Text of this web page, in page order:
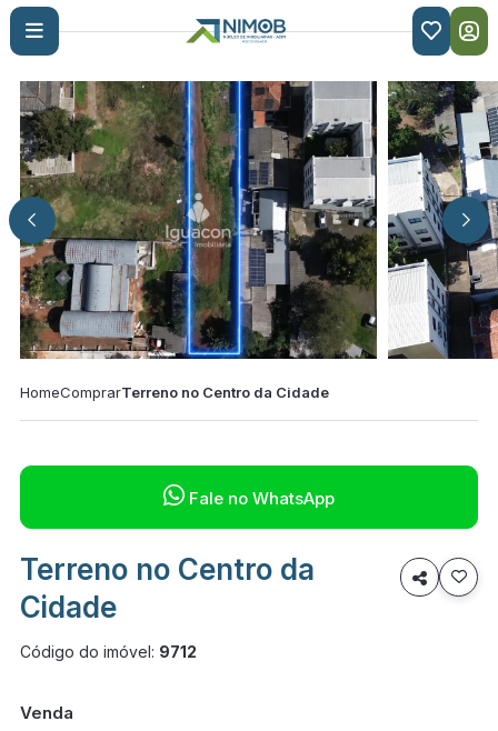

HomeComprarTerreno no Centro da Cidade
 Fale no WhatsApp
Terreno no Centro da
Cidade

Código do imóvel: 9712
Venda